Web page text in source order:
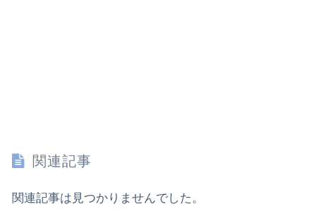
関連記事
関連記事は見つかりませんでした。